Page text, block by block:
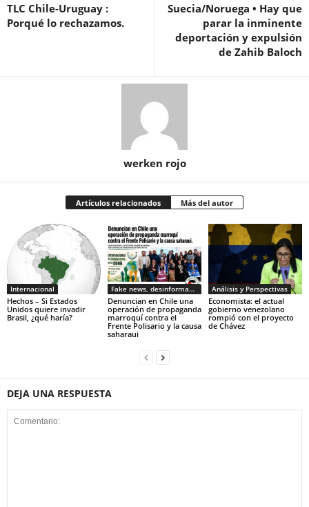
Rusia
TLC Chile-Uruguay :
Porqué lo rechazamos.
Suecia/Noruega • Hay que
parar la inminente
deportación y expulsión
de Zahib Baloch
werken rojo
Artículos relacionados Más del autor
Internacional
Hechos – Si Estados
Unidos quiere invadir
Brasil, ¿qué haría?
Fake news, desinformacion
Denuncian en Chile una
operación de propaganda
marroquí contra el
Frente Polisario y la causa
saharaui
Análisis y Perspectivas
Economista: el actual
gobierno venezolano
rompió con el proyecto
de Chávez
DEJA UNA RESPUESTA